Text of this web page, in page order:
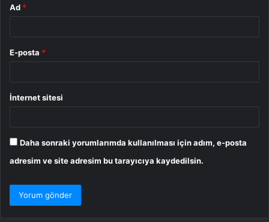
Ad *
E-posta *
İnternet sitesi
Daha sonraki yorumlarımda kullanılması için adım, e-posta
adresim ve site adresim bu tarayıcıya kaydedilsin.